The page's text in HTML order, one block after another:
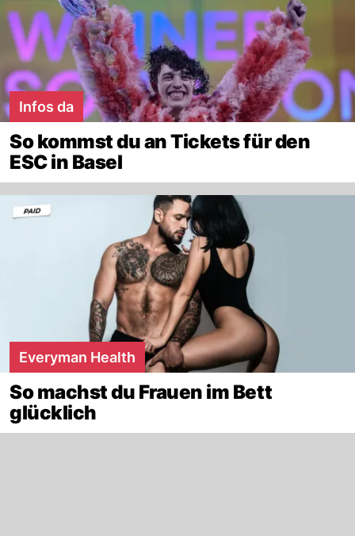
Infos da
So kommst du an Tickets für den
ESC in Basel
Everyman Health
So machst du Frauen im Bett
glücklich